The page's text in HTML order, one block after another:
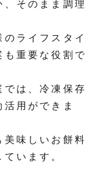
そのまま調理
ライフスタイ
も重要な役割で
は、冷凍保存
用ができま
味しいお餅料
います。